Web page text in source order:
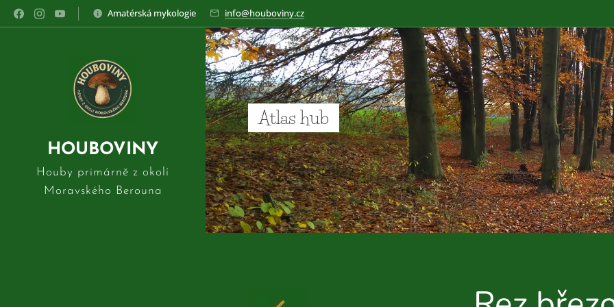
Amatérská mykologie info@houboviny.cz
HOUBOVINY
Houby primárně z okolí
Moravského Berouna
Atlas hub